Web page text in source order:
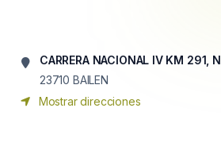
CARRERA NACIONAL IV KM 291, N
23710 BAILEN
Mostrar direcciones